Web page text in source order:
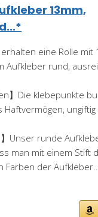
13mm,
erhalten eine Rolle mit
Aufkleber rund,
】Die klebepunkte
】Unser runde
man mit einem Stift
Farben der